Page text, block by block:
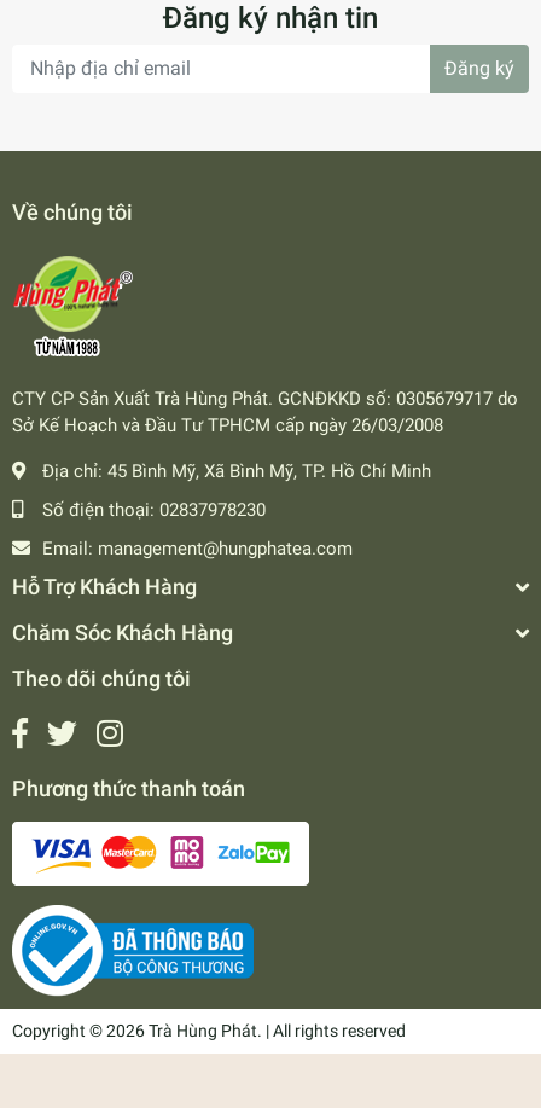
Đăng ký nhận tin
Đăng ký
Về chúng tôi
CTY CP Sản Xuất Trà Hùng Phát. GCNĐKKD số: 0305679717 do
Sở Kế Hoạch và Đầu Tư TPHCM cấp ngày 26/03/2008
Địa chỉ: 45 Bình Mỹ, Xã Bình Mỹ, TP. Hồ Chí Minh
Số điện thoại: 02837978230
Email: management@hungphatea.com
Hỗ Trợ Khách Hàng
Chăm Sóc Khách Hàng
Theo dõi chúng tôi
Phương thức thanh toán
Copyright © 2026 Trà Hùng Phát. | All rights reserved